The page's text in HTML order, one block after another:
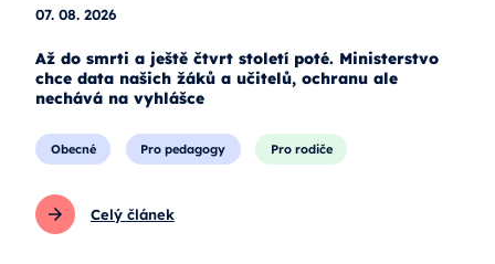
07. 08. 2026
Až do smrti a ještě čtvrt století poté. Ministerstvo
chce data našich žáků a učitelů, ochranu ale
nechává na vyhlášce
Obecné Pro pedagogy Pro rodiče
Celý článek